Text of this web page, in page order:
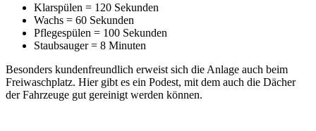
Klarspülen = 120 Sekunden
Wachs = 60 Sekunden
Pflegespülen = 100 Sekunden
Staubsauger = 8 Minuten
Besonders kundenfreundlich erweist sich die Anlage auch beim
Freiwaschplatz. Hier gibt es ein Podest, mit dem auch die Dächer
der Fahrzeuge gut gereinigt werden können.